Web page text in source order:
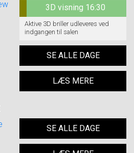
3D visning 16:30
Aktive 3D briller udleveres ved
indgangen til salen
SE ALLE DAGE
LÆS MERE
SE ALLE DAGE